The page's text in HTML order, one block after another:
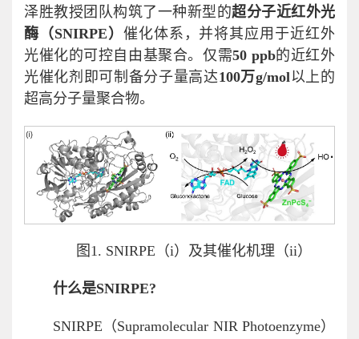
泽胜教授团队构筑了一种新型的超分子近红外光
酶（SNIRPE） 催化体系，并将其应用于近红外
光催化的可控自由基聚合。仅需50 ppb的近红外
光催化剂即可制备分子量高达100万g/mol以上的
超高分子量聚合物。
图1. SNIRPE（i）及其催化机理（ii）
什么是SNIRPE?
SNIRPE（Supramolecular NIR Photoenzyme）